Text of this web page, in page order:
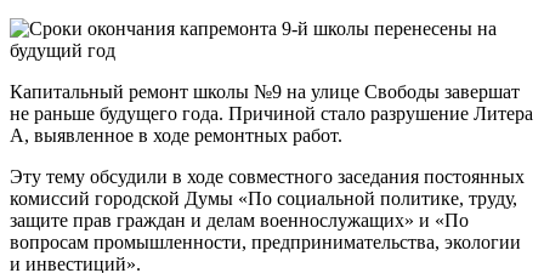
Капитальный ремонт школы №9 на улице Свободы завершат
не раньше будущего года. Причиной стало разрушение Литера
А, выявленное в ходе ремонтных работ.
Эту тему обсудили в ходе совместного заседания постоянных
комиссий городской Думы «По социальной политике, труду,
защите прав граждан и делам военнослужащих» и «По
вопросам промышленности, предпринимательства, экологии
и инвестиций».